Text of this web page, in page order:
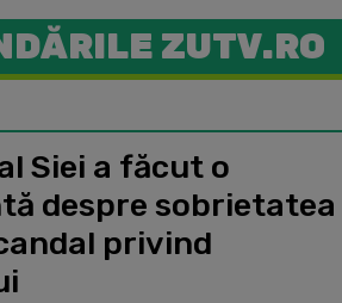
ZUTV.RO
Siei a făcut o
despre sobrietatea
privind